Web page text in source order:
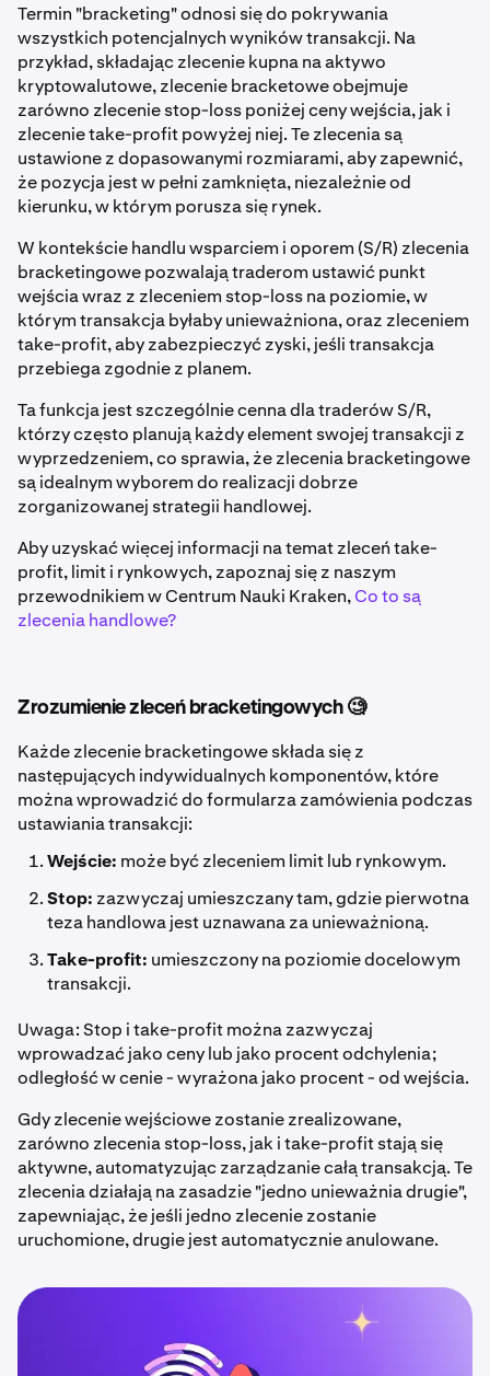
Termin "bracketing" odnosi się do pokrywania
wszystkich potencjalnych wyników transakcji. Na
przykład, składając zlecenie kupna na aktywo
kryptowalutowe, zlecenie bracketowe obejmuje
zarówno zlecenie stop-loss poniżej ceny wejścia, jak i
zlecenie take-profit powyżej niej. Te zlecenia są
ustawione z dopasowanymi rozmiarami, aby zapewnić,
że pozycja jest w pełni zamknięta, niezależnie od
kierunku, w którym porusza się rynek.
W kontekście handlu wsparciem i oporem (S/R) zlecenia
bracketingowe pozwalają traderom ustawić punkt
wejścia wraz z zleceniem stop-loss na poziomie, w
którym transakcja byłaby unieważniona, oraz zleceniem
take-profit, aby zabezpieczyć zyski, jeśli transakcja
przebiega zgodnie z planem.
Ta funkcja jest szczególnie cenna dla traderów S/R,
którzy często planują każdy element swojej transakcji z
wyprzedzeniem, co sprawia, że zlecenia bracketingowe
są idealnym wyborem do realizacji dobrze
zorganizowanej strategii handlowej.
Aby uzyskać więcej informacji na temat zleceń take-
profit, limit i rynkowych, zapoznaj się z naszym
przewodnikiem w Centrum Nauki Kraken,Co to są
zlecenia handlowe?
Zrozumienie zleceń bracketingowych 🧐
Każde zlecenie bracketingowe składa się z
następujących indywidualnych komponentów, które
można wprowadzić do formularza zamówienia podczas
ustawiania transakcji:
Wejście: może być zleceniem limit lub rynkowym.
Stop: zazwyczaj umieszczany tam, gdzie pierwotna
teza handlowa jest uznawana za unieważnioną.
Take-profit: umieszczony na poziomie docelowym
transakcji.
Uwaga: Stop i take-profit można zazwyczaj
wprowadzać jako ceny lub jako procent odchylenia;
odległość w cenie - wyrażona jako procent - od wejścia.
Gdy zlecenie wejściowe zostanie zrealizowane,
zarówno zlecenia stop-loss, jak i take-profit stają się
aktywne, automatyzując zarządzanie całą transakcją. Te
zlecenia działają na zasadzie "jedno unieważnia drugie",
zapewniając, że jeśli jedno zlecenie zostanie
uruchomione, drugie jest automatycznie anulowane.